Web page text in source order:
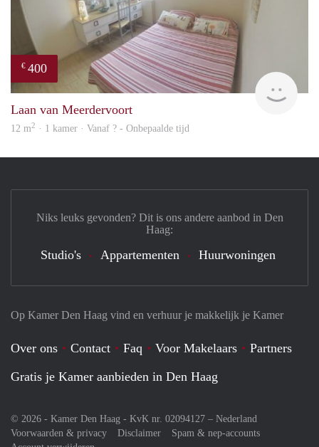
€ 400
Laan van Meerdervoort
12 m2 · 1 kamer · Vanaf ? - Onbepaalde tijd
Op Kamer Den Haag vind en verhuur je makkelijk je Kamer
Over ons Contact Faq Voor Makelaars
Partners
Gratis je Kamer aanbieden in Den Haag
© 2026 - Kamer Den Haag - KvK nr. 02094127 – Nederland
Voorwaarden & privacy
Disclaimer
Spam & nep-accounts
Niks leuks gevonden? Dit is ons andere aanbod in Den
Haag:
Studio's Appartementen Huurwoningen